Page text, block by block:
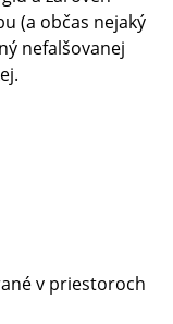
(a občas nejaký
nefalšovanej
v priestoroch